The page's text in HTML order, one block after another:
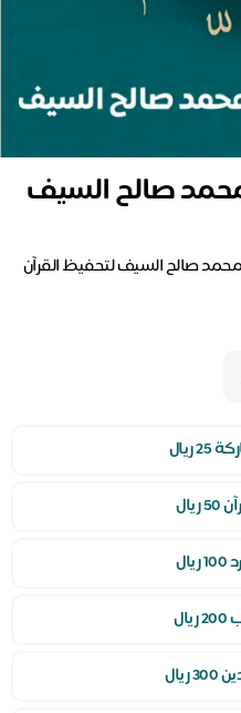
صالح السيف
صالح السيف لتحفيظ القرآن